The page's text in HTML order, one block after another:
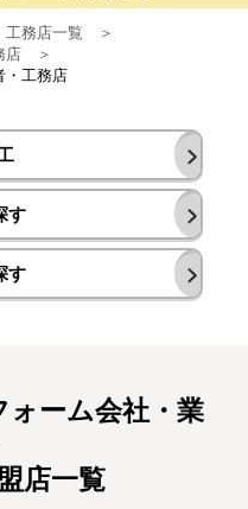
工務店一覧
店
・工務店
す
す
ォーム会社・業
店一覧